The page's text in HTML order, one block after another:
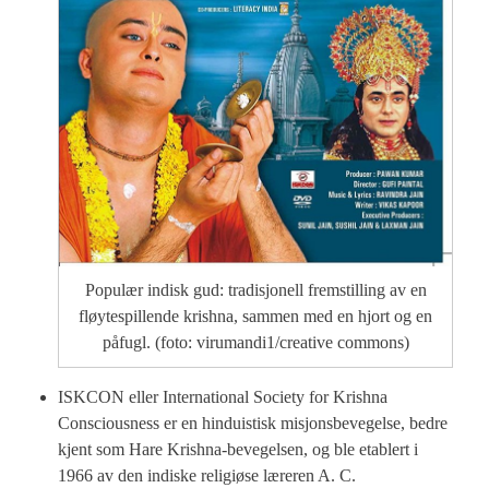
Populær indisk gud: tradisjonell fremstilling av en
fløytespillende krishna, sammen med en hjort og en
påfugl. (foto: virumandi1/creative commons)
ISKCON eller International Society for Krishna
Consciousness er en hinduistisk misjonsbevegelse, bedre
kjent som Hare Krishna-bevegelsen, og ble etablert i
1966 av den indiske religiøse læreren A. C.